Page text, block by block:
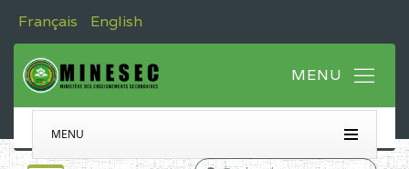
Français English
MENU